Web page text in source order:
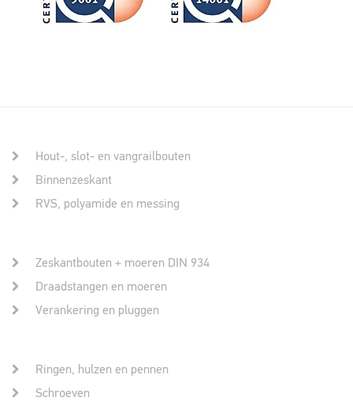
Hout-, slot- en vangrailbouten
Binnenzeskant
RVS, polyamide en messing
Zeskantbouten + moeren DIN 934
Draadstangen en moeren
Verankering en pluggen
Ringen, hulzen en pennen
Schroeven